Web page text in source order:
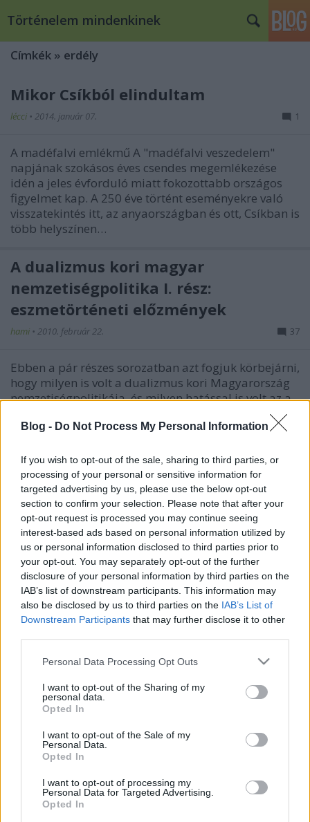
Blog - Do Not Process My Personal Information
If you wish to opt-out of the sale, sharing to third parties, or
processing of your personal or sensitive information for
targeted advertising by us, please use the below opt-out
section to confirm your selection. Please note that after your
opt-out request is processed you may continue seeing
interest-based ads based on personal information utilized by
us or personal information disclosed to third parties prior to
your opt-out. You may separately opt-out of the further
disclosure of your personal information by third parties on the
IAB’s list of downstream participants. This information may
also be disclosed by us to third parties on the IAB’s List of
Downstream Participants that may further disclose it to other
Please note that this website/app uses one or more Google
not limited to your visit or usage behaviour. You may click to
grant or deny consent to Google and its third-party tags to
use your data for below specified purposes in below Google
consent section.
Personal Data Processing Opt Outs
I want to opt-out of the Sharing of my
personal data.
Opted In
I want to opt-out of the Sale of my
Personal Data.
Opted In
I want to opt-out of processing my
Personal Data for Targeted Advertising.
Opted In
Történelem mindenkinek
Címkék » erdély
Mikor Csíkból elindultam
lécci • 2014. január 07. 1
A madéfalvi emlékmű A "madéfalvi veszedelem"
napjának szokásos éves csendes megemlékezése
idén a jeles évforduló miatt fokozottabb országos
figyelmet kap. A 250 éve történt eseményekre való
visszatekintés itt, az anyaországban és ott, Csíkban is
több helyszínen…
A dualizmus kori magyar
nemzetiségpolitika I. rész:
eszmetörténeti előzmények
hami • 2010. február 22. 37
Ebben a pár részes sorozatban azt fogjuk körbejárni,
hogy milyen is volt a dualizmus kori Magyarország
nemzetiségpolitikája, és milyen hatással is volt az a
törekvésekre. Kétségtelen, hogy a témában igen sok
Dobó István másik arca - 4. rész :
Dobó öröksége
lécci• 2009. november 05.
Dobó István koponyacsontjaTérjünk vissza a poszt
elejére, Dobó gyerekkorára. Tarczay, aki megölte
apját, emlékszünk, és Perényi. Dobó tehát már
Ferdinánd pártján volt (lényegében 1541-től, Török
Bálint elhurcolásától), mikor Perényi még
Izabellában ill. a fiatal…
tisztáldozat
2009. november 02.
1546 februárjában Ferdinánd megbízta a
haragban" álló ruszkai Dobó család tagjai között
addig önálló, jelentősebb katonai megbízásban nem